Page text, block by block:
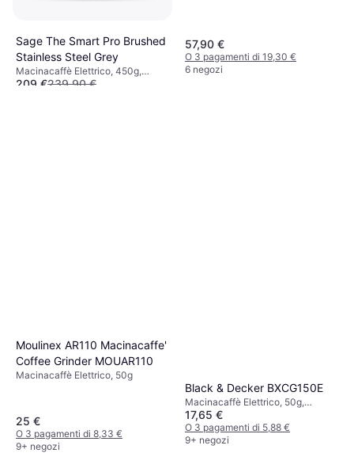
Sage The Smart Pro Brushed
Stainless Steel Grey
Macinacaffè Elettrico, 450g,
Espresso, Macinatura regolabile,
209 €239,90 €
57,90 €
O 3 pagamenti di 19,30 €
6 negozi
Moulinex AR110 Macinacaffe'
Coffee Grinder MOUAR110
Macinacaffè Elettrico, 50g
25 €
O 3 pagamenti di 8,33 €
9+ negozi
Black & Decker BXCG150E
Macinacaffè Elettrico, 50g,
Espresso, Macinatura regolabile,
Funzione di sicurezza
17,65 €
O 3 pagamenti di 5,88 €
9+ negozi